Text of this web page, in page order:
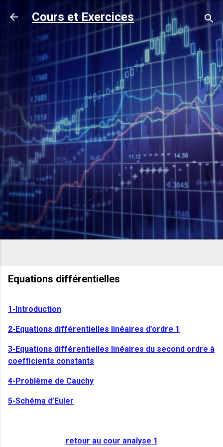
Accéder au contenu principal
Cours et Exercices
Equations différentielles
1-Introduction
2-Equations différentielles linéaires d’ordre 1
3-Equations différentielles linéaires du second ordre à
coefﬁcients constants
4-Problème de Cauchy
5-Schéma d’Euler
retour au cour analyse 1